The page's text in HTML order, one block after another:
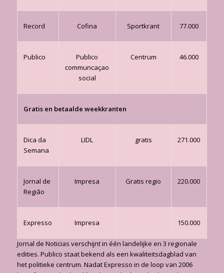
Record Cofina Sportkrant 77.000
Publico
Publico
communcaçao
social
Centrum 46.000
Gratis en betaalde weekkranten
Dica da
Semana
LIDL gratis 271.000
Jornal de
Região
Impresa Gratis regio 220.000
Expresso Impresa 150.000
Jornal de Noticias verschijnt in één landelijke en 3 regionale
edities. Publico staat bekend als een kwaliteitsdagblad van
het politieke centrum. Nadat Expresso in de loop van 2006